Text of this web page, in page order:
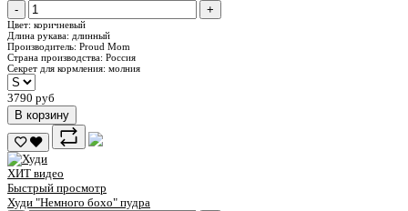
-
+
Цвет: коричневый
Длина рукава: длинный
Производитель: Proud Mom
Страна производства: Россия
Секрет для кормления: молния
3790 руб
В корзину
ХИТ видео
Быстрый просмотр
Худи "Немного бохо" пудра